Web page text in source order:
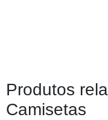
Produtos
Camisetas